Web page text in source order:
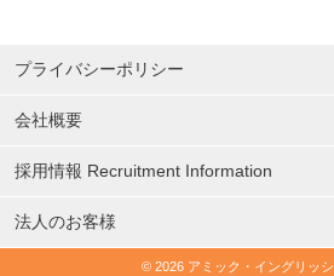
プライバシーポリシー
会社概要
採用情報 Recruitment Information
法人のお客様
© 2026 アミック・イングリッ